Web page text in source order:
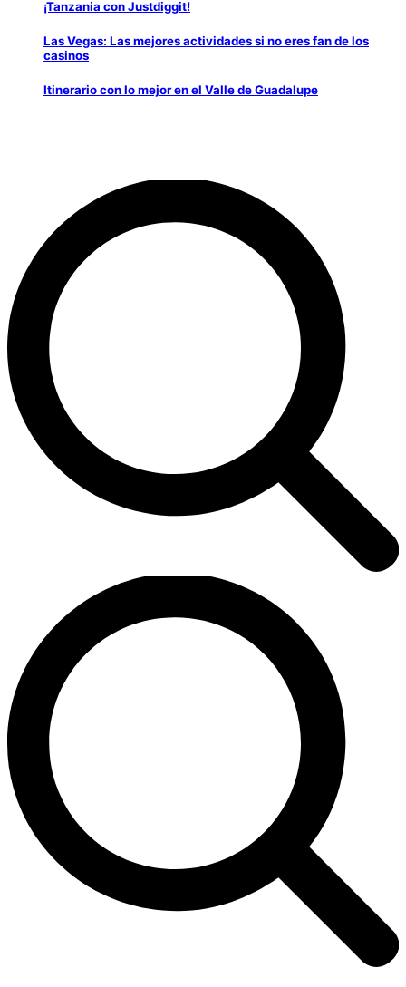
¡Tanzania con Justdiggit!
Las Vegas: Las mejores actividades si no eres fan de los
casinos
Itinerario con lo mejor en el Valle de Guadalupe